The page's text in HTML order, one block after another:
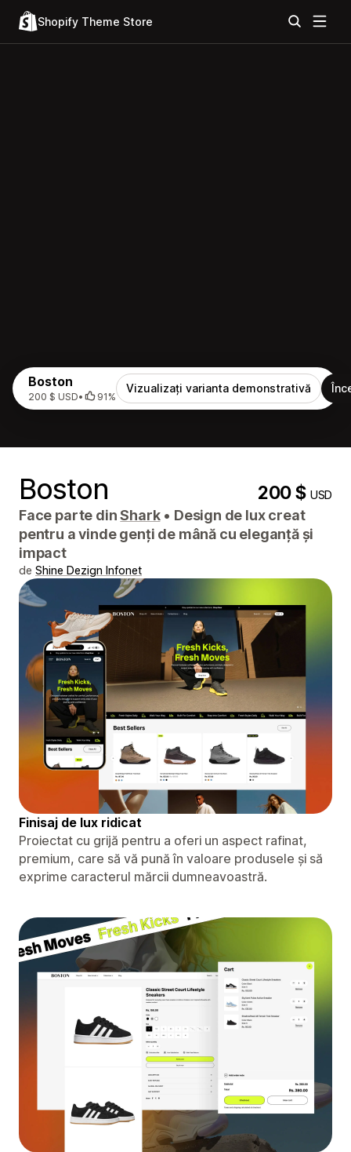
Shopify Theme Store
Boston
200 $ USD• 91%
Vizualizați varianta demonstrativă
Boston 200 $USD
Face parte dinShark • Design de lux creat
pentru a vinde genți de mână cu eleganță și
impact
de Shine Dezign Infonet
Finisaj de lux ridicat
Proiectat cu grijă pentru a oferi un aspect rafinat,
premium, care să vă pună în valoare produsele și să
exprime caracterul mărcii dumneavoastră.